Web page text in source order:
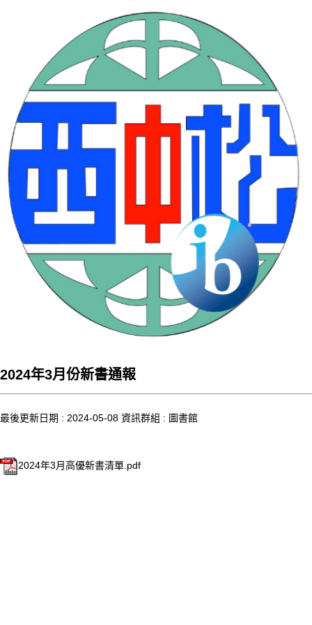
2024年3月份新書通報
最後更新日期 : 2024-05-08 資訊群組 : 圖書館
2024年3月高優新書清單.pdf